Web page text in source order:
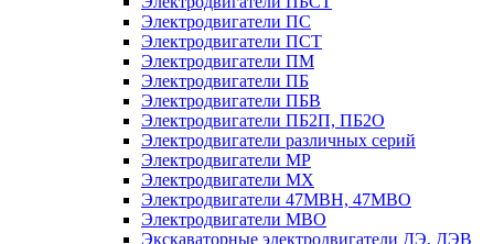
Электродвигатели ПС
Электродвигатели ПСТ
Электродвигатели ПМ
Электродвигатели ПБ
Электродвигатели ПБВ
Электродвигатели ПБ2П, ПБ2О
Электродвигатели различных серий
Электродвигатели МР
Электродвигатели MX
Электродвигатели 47MBH, 47МВО
Электродвигатели MBO
Экскаваторные электродвигатели ДЭ, ДЭВ